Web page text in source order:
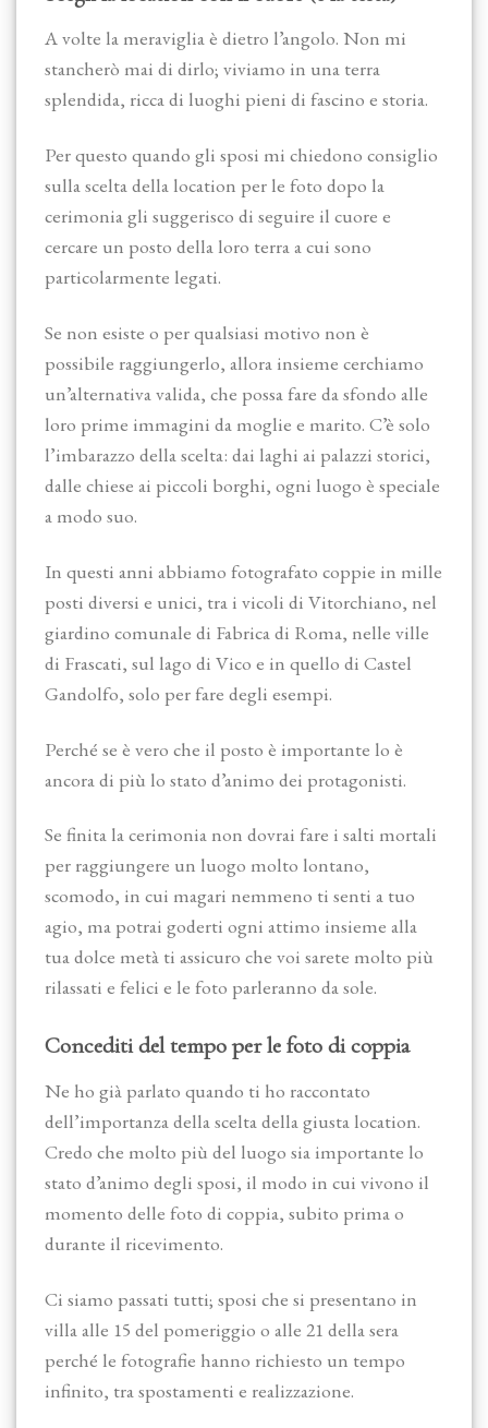
A volte la meraviglia è dietro l’angolo. Non mi
stancherò mai di dirlo; viviamo in una terra
splendida, ricca di luoghi pieni di fascino e storia.
Per questo quando gli sposi mi chiedono consiglio
sulla scelta della location per le foto dopo la
cerimonia gli suggerisco di seguire il cuore e
cercare un posto della loro terra a cui sono
particolarmente legati.
Se non esiste o per qualsiasi motivo non è
possibile raggiungerlo, allora insieme cerchiamo
un’alternativa valida, che possa fare da sfondo alle
loro prime immagini da moglie e marito. C’è solo
l’imbarazzo della scelta: dai laghi ai palazzi storici,
dalle chiese ai piccoli borghi, ogni luogo è speciale
a modo suo.
In questi anni abbiamo fotografato coppie in mille
posti diversi e unici, tra i vicoli di Vitorchiano, nel
giardino comunale di Fabrica di Roma, nelle ville
di Frascati, sul lago di Vico e in quello di Castel
Gandolfo, solo per fare degli esempi.
Perché se è vero che il posto è importante lo è
ancora di più lo stato d’animo dei protagonisti.
Se finita la cerimonia non dovrai fare i salti mortali
per raggiungere un luogo molto lontano,
scomodo, in cui magari nemmeno ti senti a tuo
agio, ma potrai goderti ogni attimo insieme alla
tua dolce metà ti assicuro che voi sarete molto più
rilassati e felici e le foto parleranno da sole.
Concediti del tempo per le foto di coppia
Ne ho già parlato quando ti ho raccontato
dell’importanza della scelta della giusta location.
Credo che molto più del luogo sia importante lo
stato d’animo degli sposi, il modo in cui vivono il
momento delle foto di coppia, subito prima o
durante il ricevimento.
Ci siamo passati tutti; sposi che si presentano in
villa alle 15 del pomeriggio o alle 21 della sera
perché le fotografie hanno richiesto un tempo
infinito, tra spostamenti e realizzazione.